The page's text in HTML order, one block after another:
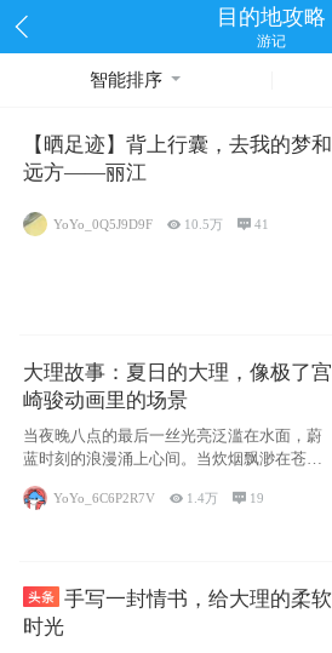
目的地攻略
游记
智能排序
【晒足迹】背上行囊，去我的梦和
远方——丽江
YoYo_0Q5J9D9F  10.5万 41
大理故事：夏日的大理，像极了宫
崎骏动画里的场景
当夜晚八点的最后一丝光亮泛滥在水面，蔚
蓝时刻的浪漫涌上心间。当炊烟飘渺在苍山
YoYo_6C6P2R7V  1.4万  19
手写一封情书，给大理的柔软
时光